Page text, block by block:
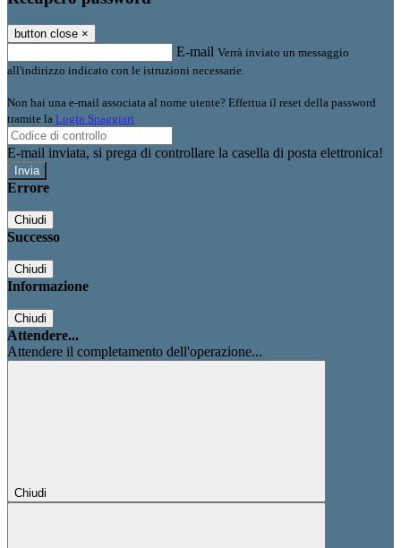
button close ×
E-mail Verrà inviato un messaggio
all'indirizzo indicato con le istruzioni necessarie.
Non hai una e-mail associata al nome utente? Effettua il reset della password
tramite la Login Spaggiari
E-mail inviata, si prega di controllare la casella di posta elettronica!
Errore
Chiudi
Successo
Chiudi
Informazione
Chiudi
Attendere...
Attendere il completamento dell'operazione...
Chiudi